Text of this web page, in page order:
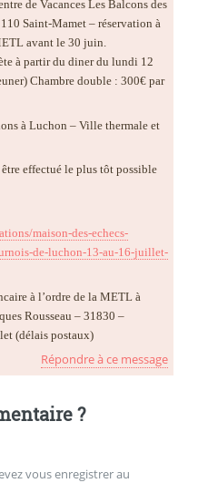
de Vacances Les Balcons des
Saint-Mamet – réservation à
avant le 30 juin.
à partir du diner du lundi 12
Chambre double : 300€ par
à Luchon – Ville thermale et
effectué le plus tôt possible
maison-des-echecs-
de-luchon-13-au-16-juillet-
à l’ordre de la METL à
Rousseau – 31830 –
(délais postaux)
Répondre à ce message
?
vous enregistrer au